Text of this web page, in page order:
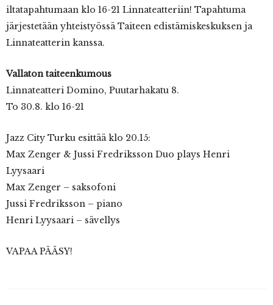
iltatapahtumaan klo 16-21 Linnateatteriin! Tapahtuma
järjestetään yhteistyössä Taiteen edistämiskeskuksen ja
Linnateatterin kanssa.
Vallaton taiteenkumous
Linnateatteri Domino, Puutarhakatu 8.
To 30.8. klo 16-21
Jazz City Turku esittää klo 20.15:
Max Zenger & Jussi Fredriksson Duo plays Henri
Lyysaari
Max Zenger – saksofoni
Jussi Fredriksson – piano
Henri Lyysaari – sävellys
VAPAA PÄÄSY!